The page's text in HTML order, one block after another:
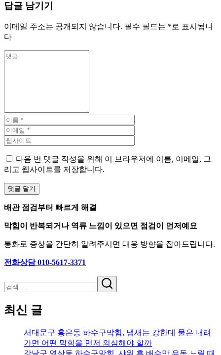
답글 남기기
이메일 주소는 공개되지 않습니다. 필수 필드는 *로 표시됩니
다
다음 번 댓글 작성을 위해 이 브라우저에 이름, 이메일, 그
리고 웹사이트를 저장합니다.
배관 점검부터 빠르게 해결
막힘이 반복되거나 역류 느낌이 있으면 점검이 먼저예요
통화로 증상을 간단히 알려주시면 대응 방향을 잡아드립니다.
전화상담 010-5617-3371
검
최신 글
서대문구 홍은동 하수구막힘, 냄새는 강한데 물은 내려
가면 어떤 막힘을 먼저 의심해야 할까
강남구 역삼동 하수구막힘, 샤워 후 배수만 유독 느릴 때